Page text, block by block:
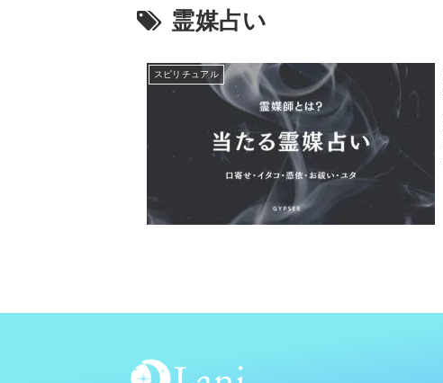
霊媒占い
スピリチュアル